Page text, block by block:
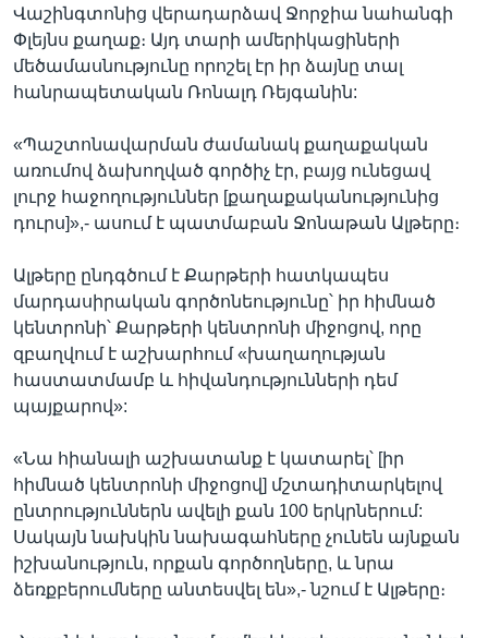
Վաշինգտոնից վերադարձավ Ջորջիա նահանգի
Փլեյնս քաղաք։ Այդ տարի ամերիկացիների
մեծամասնությունը որոշել էր իր ձայնը տալ
հանրապետական Ռոնալդ Ռեյգանին:
«Պաշտոնավարման ժամանակ քաղաքական
առումով ձախողված գործիչ էր, բայց ունեցավ
լուրջ հաջողություններ [քաղաքականությունից
դուրս]»,- ասում է պատմաբան Ջոնաթան Ալթերը։
Ալթերը ընդգծում է Քարթերի հատկապես
մարդասիրական գործոնեությունը՝ իր հիմնած
կենտրոնի՝ Քարթերի կենտրոնի միջոցով, որը
զբաղվում է աշխարհում «խաղաղության
հաստատմամբ և հիվանդությունների դեմ
պայքարով»:
«Նա հիանալի աշխատանք է կատարել՝ [իր
հիմնած կենտրոնի միջոցով] մշտադիտարկելով
ընտրություններն ավելի քան 100 երկրներում:
Սակայն նախկին նախագահները չունեն այնքան
իշխանություն, որքան գործողները, և նրա
ձեռքբերումները անտեսվել են»,- նշում է Ալթերը։